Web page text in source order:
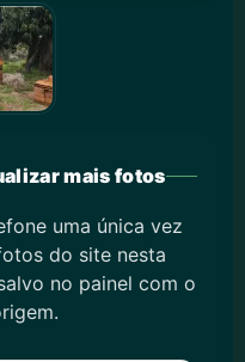
mais fotos
uma única vez
do site nesta
no painel com o